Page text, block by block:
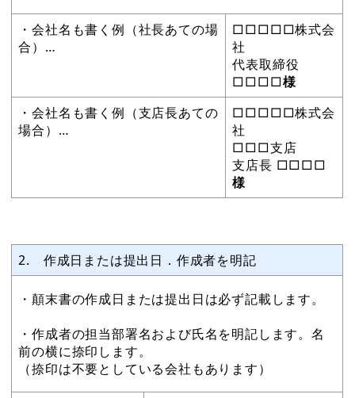
・会社名も書く例（社長あての場
合）…
□□□□□株式会
社
代表取締役
□□□□様
・会社名も書く例（支店長あての
場合）…
□□□□□株式会
社
□□□支店
支店長 □□□□
様
2. 作成日または提出日．作成者を明記
・顛末書の作成日または提出日は必ず記載します。
・作成者の担当部署名および氏名を明記します。名
前の横に捺印します。
（捺印は不要としている会社もあります）